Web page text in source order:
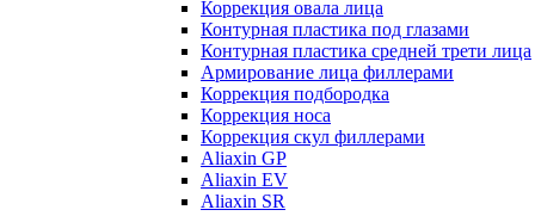
Коррекция овала лица
Контурная пластика под глазами
Контурная пластика средней трети лица
Армирование лица филлерами
Коррекция подбородка
Коррекция носа
Коррекция скул филлерами
Aliaxin GP
Aliaxin EV
Aliaxin SR